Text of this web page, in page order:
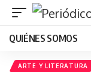
QUIÉNES SOMOS
ARTE Y LITERATURA